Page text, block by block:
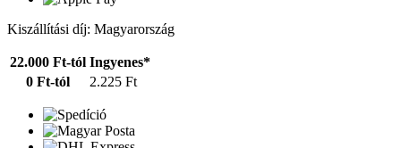
Kiszállítási díj: Magyarország
22.000 Ft-tól Ingyenes*
0 Ft-tól
2.225 Ft